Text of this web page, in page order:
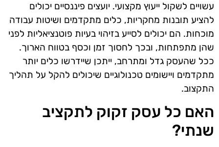
עשויים לשקול ייעוץ מקצועי. יועצים פיננסיים יכולים
להציע תובנות מחקריות, כלים מתקדמים ושיטות עבודה
מוכחות. הם יכולים לסייע בזיהוי בעיות פוטנציאליות לפני
שהן מתפתחות, ובכך לחסוך זמן וכסף בטווח הארוך.
ככל שהעסק גדל ומתרחב, ייתכן שיידרשו כלים יותר
מתקדמים ויישומים טכנולוגיים שיכולים להקל על תהליך
התקצוב.
האם כל עסק זקוק לתקציב
שנתי?